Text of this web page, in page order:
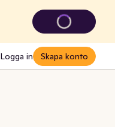
Logga in Skapa konto